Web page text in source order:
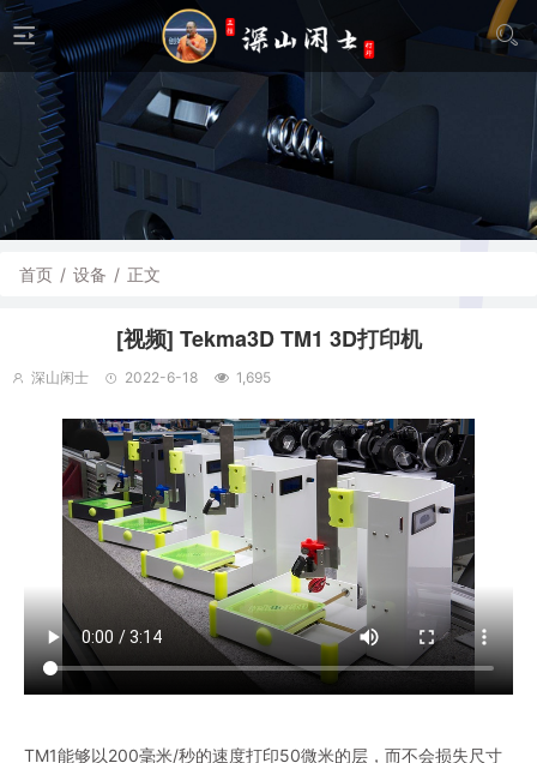
首页 / 设备 / 正文
[视频] Tekma3D TM1 3D打印机
深山闲士 2022-6-18 1,695
TM1能够以200毫米/秒的速度打印50微米的层，而不会损失尺寸